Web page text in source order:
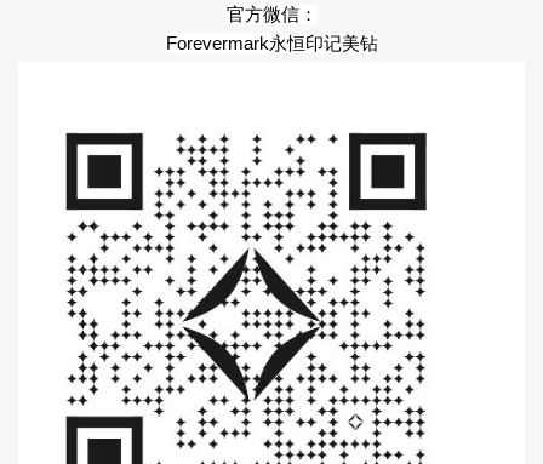
官方微信：
Forevermark永恒印记美钻